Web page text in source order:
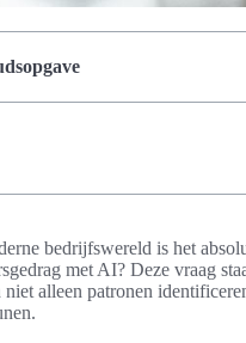
bedrijfswereld is het
met AI? Deze vraag
alleen patronen